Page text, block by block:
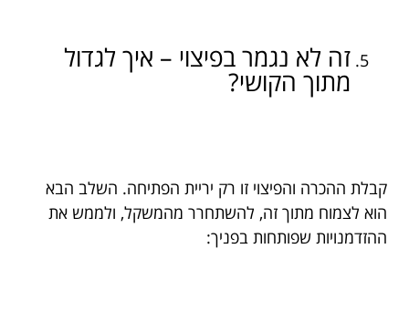
זה לא נגמר בפיצוי – איך לגדול
מתוך הקושי?
קבלת ההכרה והפיצוי זו רק יריית הפתיחה. השלב הבא
הוא לצמוח מתוך זה, להשתחרר מהמשקל, ולממש את
ההזדמנויות שפותחות בפניך: